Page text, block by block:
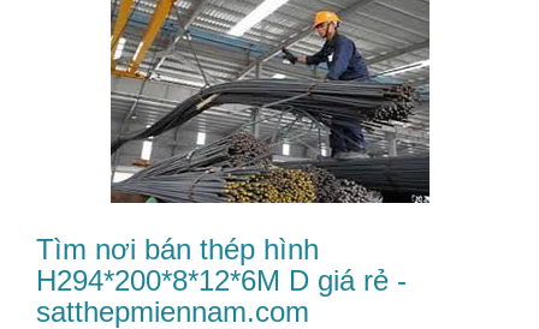
Tìm nơi bán thép hình
H294*200*8*12*6M D giá rẻ -
satthepmiennam.com